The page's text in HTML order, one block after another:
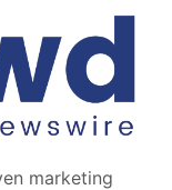
marketing